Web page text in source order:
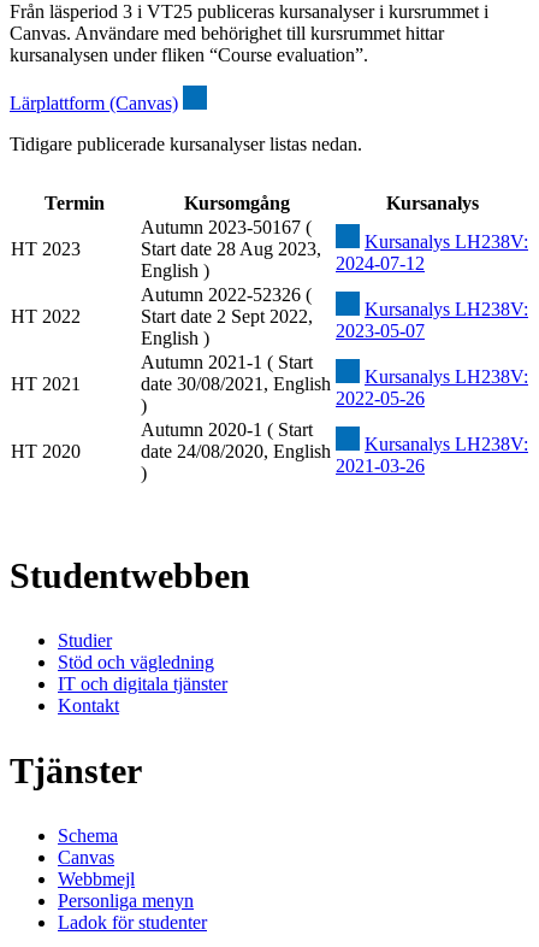
Från läsperiod 3 i VT25 publiceras kursanalyser i kursrummet i
Canvas. Användare med behörighet till kursrummet hittar
kursanalysen under fliken “Course evaluation”.
Lärplattform (Canvas)
Tidigare publicerade kursanalyser listas nedan.
Termin Kursomgång Kursanalys
HT 2023
Autumn 2023-50167 (
Start date 28 Aug 2023,
English )
Kursanalys LH238V:
2024-07-12
HT 2022
Autumn 2022-52326 (
Start date 2 Sept 2022,
English )
Kursanalys LH238V:
2023-05-07
HT 2021
Autumn 2021-1 ( Start
date 30/08/2021, English
)
Kursanalys LH238V:
2022-05-26
HT 2020
Autumn 2020-1 ( Start
date 24/08/2020, English
)
Kursanalys LH238V:
2021-03-26
Studentwebben
Studier
Stöd och vägledning
IT och digitala tjänster
Kontakt
Tjänster
Schema
Canvas
Webbmejl
Personliga menyn
Ladok för studenter